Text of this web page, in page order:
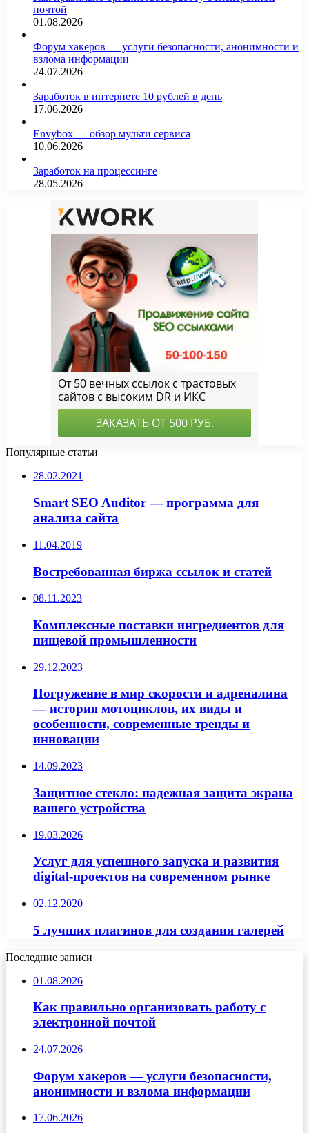
почтой
01.08.2026
Форум хакеров — услуги безопасности, анонимности и
взлома информации
24.07.2026
Заработок в интернете 10 рублей в день
17.06.2026
Envybox — обзор мульти сервиса
10.06.2026
Заработок на процессинге
28.05.2026
Популярные статьи
28.02.2021
Smart SEO Auditor — программа для
анализа сайта
11.04.2019
Востребованная биржа ссылок и статей
08.11.2023
Комплексные поставки ингредиентов для
пищевой промышленности
29.12.2023
Погружение в мир скорости и адреналина
— история мотоциклов, их виды и
особенности, современные тренды и
инновации
14.09.2023
Защитное стекло: надежная защита экрана
вашего устройства
19.03.2026
Услуг для успешного запуска и развития
digital-проектов на современном рынке
02.12.2020
5 лучших плагинов для создания галерей
Последние записи
01.08.2026
Как правильно организовать работу с
электронной почтой
24.07.2026
Форум хакеров — услуги безопасности,
анонимности и взлома информации
17.06.2026